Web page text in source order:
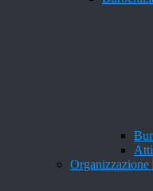
Organizzazione